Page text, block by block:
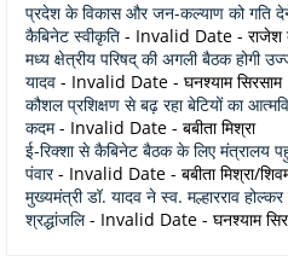
प्रदेश के विकास और जन-कल्याण को गति
कैबिनेट स्वीकृति - Invalid Date - राजेश
मध्य क्षेत्रीय परिषद् की अगली बैठक होगी
यादव - Invalid Date - घनश्याम सिरसाम
कौशल प्रशिक्षण से बढ़ रहा बेटियों का
कदम- Invalid Date - बबीता मिश्रा
ई-रिक्शा से कैबिनेट बैठक के लिए मंत्रालय
पंवार- Invalid Date - बबीता मिश्रा/
मुख्यमंत्री डॉ. यादव ने स्व. मल्हारराव होल्कर
श्रद्धांजलि- Invalid Date - घनश्याम